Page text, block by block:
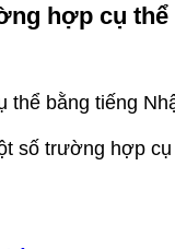
hợp cụ thể
thể bằng tiếng
số trường hợp